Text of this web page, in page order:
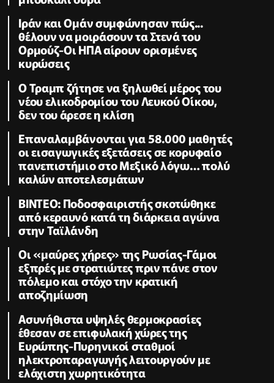
Ιράν και Ομάν συμφώνησαν πώς...
θέλουν να μοιράσουν τα Στενά του
Ορμούζ-Οι ΗΠΑ αίρουν ορισμένες
κυρώσεις
Ο Τραμπ ζήτησε να ξηλωθεί μέρος του
νέου ελικοδρομίου του Λευκού Οίκου,
δεν του άρεσε η κλίση
Επαναλαμβάνονται για 58.000 μαθητές
οι εισαγωγικές εξετάσεις σε κορυφαίο
πανεπιστήμιο στο Μεξικό λόγω… πολύ
καλών αποτελεσμάτων
ΒΙΝΤΕΟ: Ποδοσφαιριστής σκοτώθηκε
από κεραυνό κατά τη διάρκεια αγώνα
στην Ταϊλάνδη
Οι «μαύρες χήρες» της Ρωσίας-Γάμοι
εξπρές με στρατιώτες πριν πάνε στον
πόλεμο και στόχο την κρατική
αποζημίωση
Ασυνήθιστα υψηλές θερμοκρασίες
έθεσαν σε επιφυλακή χώρες της
Ευρώπης-Πυρηνικοί σταθμοί
ηλεκτροπαραγωγής λειτουργούν με
ελάχιστη χωρητικότητα